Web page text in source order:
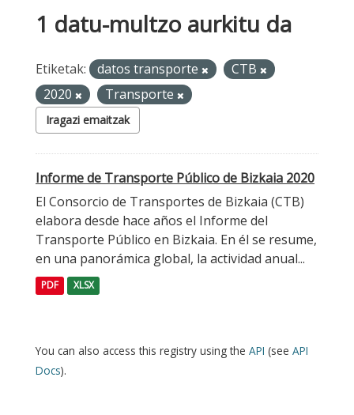
1 datu-multzo aurkitu da
Etiketak: datos transporte
CTB
2020
Transporte
Iragazi emaitzak
Informe de Transporte Público de Bizkaia 2020
El Consorcio de Transportes de Bizkaia (CTB)
elabora desde hace años el Informe del
Transporte Público en Bizkaia. En él se resume,
en una panorámica global, la actividad anual...
PDF XLSX
You can also access this registry using the API (see API
Docs).